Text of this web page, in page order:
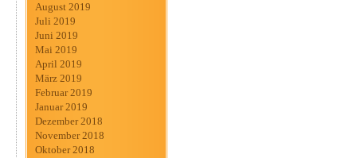
August 2019
Juli 2019
Juni 2019
Mai 2019
April 2019
März 2019
Februar 2019
Januar 2019
Dezember 2018
November 2018
Oktober 2018